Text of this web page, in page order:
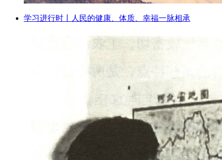
学习进行时丨人民的健康、体质、幸福一脉相承